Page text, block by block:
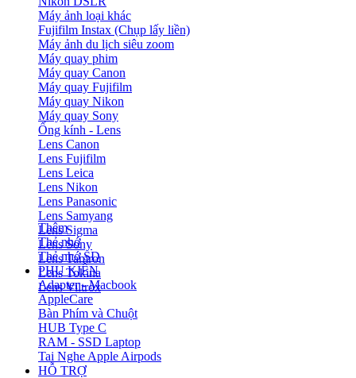
Máy ảnh loại khác
Fujifilm Instax (Chụp lấy liền)
Máy ảnh du lịch siêu zoom
Máy quay phim
Máy quay Canon
Máy quay Fujifilm
Máy quay Nikon
Máy quay Sony
Ống kính - Lens
Lens Canon
Lens Fujifilm
Lens Leica
Lens Nikon
Lens Panasonic
Lens Samyang
Lens Sigma
Lens Sony
Lens Tamron
Lens Tokina
Lens Viltrox
Thêm
Thẻ nhớ
Thẻ nhớ SD
PHỤ KIỆN
Adapter - Macbook
AppleCare
Bàn Phím và Chuột
HUB Type C
RAM - SSD Laptop
Tai Nghe Apple Airpods
HỖ TRỢ